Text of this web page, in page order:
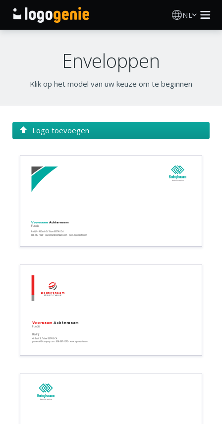
NL
AI logogenerator
Gedrukte producten
Over
Blog
Enveloppen
Klik op het model van uw keuze om te beginnen
Logo toevoegen
608-967-1020 - your.email@company.com - www.mywebsite.com
Functie
Bedrijf - 48 South St. Tulare 93274.0 CA
VoornaamAchternaam
Bedrijfsnaam
Bedrijfs tagline
48 South St. Tulare 93274.0 CA
your.email@company.com - 608-967-1020 - www.mywebsite.com
Bedrijf
Voornaam Achternaam
Functie
Bedrijfsnaam
Bedrijfs tagline
Bedrijfsnaam
Bedrijfs tagline